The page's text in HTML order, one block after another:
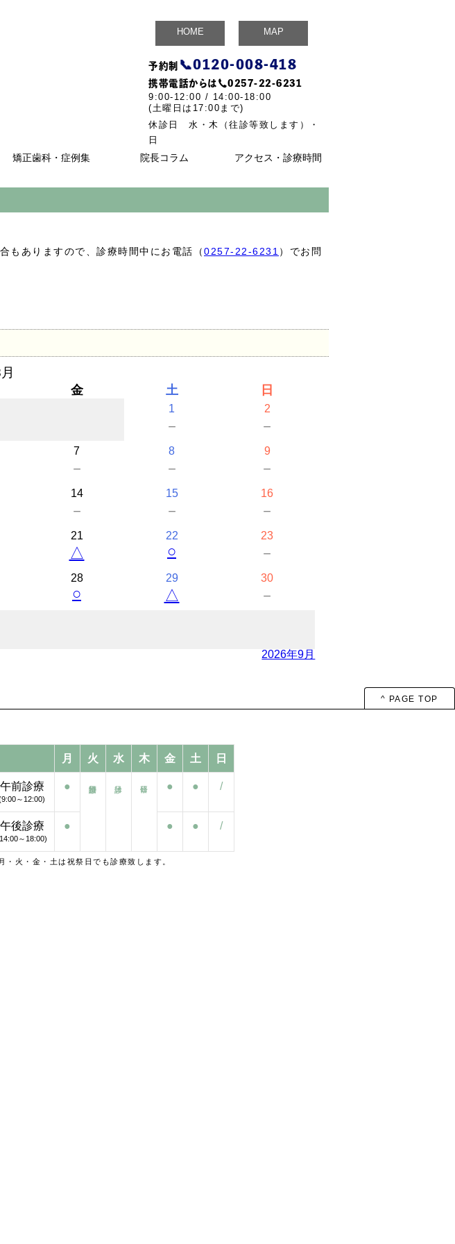
HOME MAP
予約制 📞0120-008-418
携帯電話からは☎0257-22-6231
9:00-12:00 / 14:00-18:00
(土曜日は17:00まで)
休診日 水・木（往診等致します）・
日
矯正歯科・症例集 院長コラム アクセス・診療時間
もありますので、診療時間中にお電話（0257-22-6231 ）でお問
金 土 日
1
－
2
－
7
－
8
－
9
－
14
－
15
－
16
－
21
△
22
○
23
－
28
○
29
△
30
－
2026年9月
^ PAGE TOP
月 火 水 木 金 土 日
午前診療
～12:00)
● ● ● /
午後診療
～18:00)
● ● ● /
・火・金・土は祝祭日でも診療致します。